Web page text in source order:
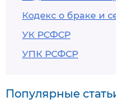
Кодекс о браке и
УК РСФСР
УПК РСФСР
Популярные